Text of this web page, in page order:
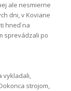
ale nesmierne
dni, v Koviane
hneď na
sprevádzali po
vykladali,
strojom,